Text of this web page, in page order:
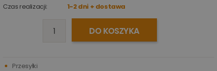
Czas realizacji:
1-2 dni + dostawa
DO KOSZYKA
Przesyłki